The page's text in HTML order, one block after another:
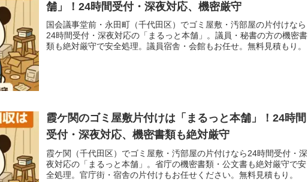
舗」！24時間受付・深夜対応、機密厳守
国会議事堂前・永田町（千代田区）でゴミ屋敷・汚部屋の片付けなら
24時間受付・深夜対応の「まるっと本舗」。議員・秘書の方の機密書
類も絶対厳守で安全処理。議員宿舎・会館もお任せ。無料見積もり。
霞ケ関のゴミ屋敷片付けは「まるっと本舗」！24時間
受付・深夜対応、機密書類も絶対厳守
霞ケ関（千代田区）でゴミ屋敷・汚部屋の片付けなら24時間受付・深
夜対応の「まるっと本舗」。省庁の機密書類・公文書も絶対厳守で安
全処理。官庁街・宿舎の片付けもお任せください。無料見積もり。